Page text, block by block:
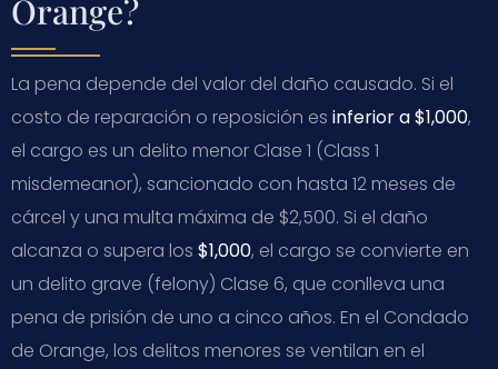
Orange?
La pena depende del valor del daño causado. Si el
costo de reparación o reposición es inferior a $1,000,
el cargo es un delito menor Clase 1 (Class 1
misdemeanor), sancionado con hasta 12 meses de
cárcel y una multa máxima de $2,500. Si el daño
alcanza o supera los $1,000, el cargo se convierte en
un delito grave (felony) Clase 6, que conlleva una
pena de prisión de uno a cinco años. En el Condado
de Orange, los delitos menores se ventilan en el